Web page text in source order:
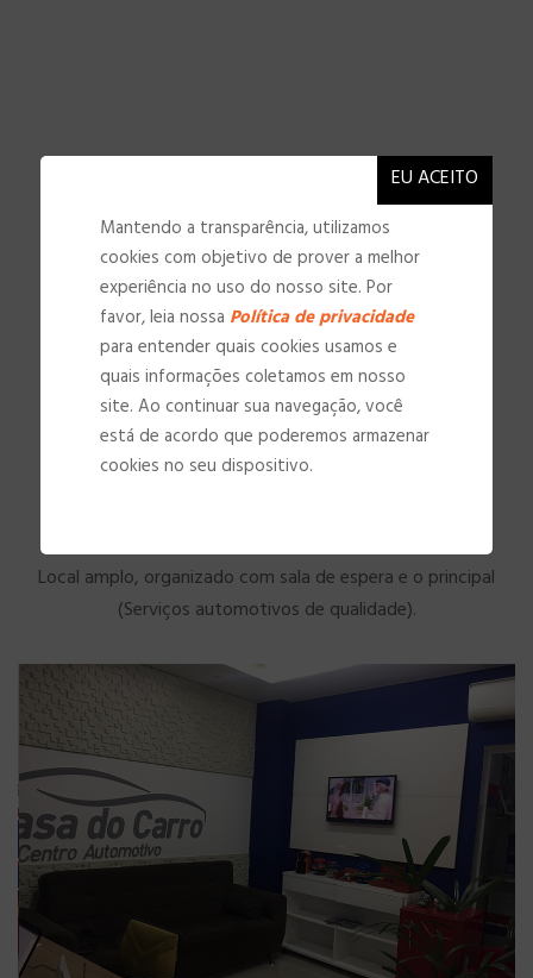
NOSSAS INSTALAÇÕES
Local amplo, organizado com sala de espera e o principal
(Serviços automotivos de qualidade).
Mantendo a transparência, utilizamos
cookies com objetivo de prover a melhor
experiência no uso do nosso site. Por
favor, leia nossa Política de privacidade
para entender quais cookies usamos e
quais informações coletamos em nosso
site. Ao continuar sua navegação, você
está de acordo que poderemos armazenar
cookies no seu dispositivo.